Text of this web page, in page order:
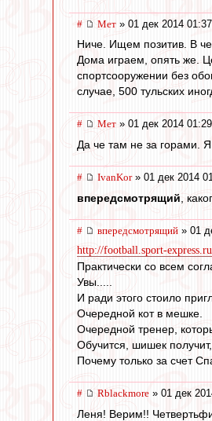
# Мет » 01 дек 2014 01:37
Ниче. Ищем позитив. В
Дома играем, опять же.
спортсооружении без
случае, 500 тульских
# Мет » 01 дек 2014 01:29
Да че там не за горами.
# IvanKor» 01 дек 2014
впередсмотрящий ,
# впередсмотрящий » 01
http://football.sport-
Практически со всем
Увы.....
И ради этого стоило
Очередной кот в мешке.
Очередной тренер,
Обучится, шишек
Почему только за счет
# Rblackmore » 01 дек
Леня! Верим!!